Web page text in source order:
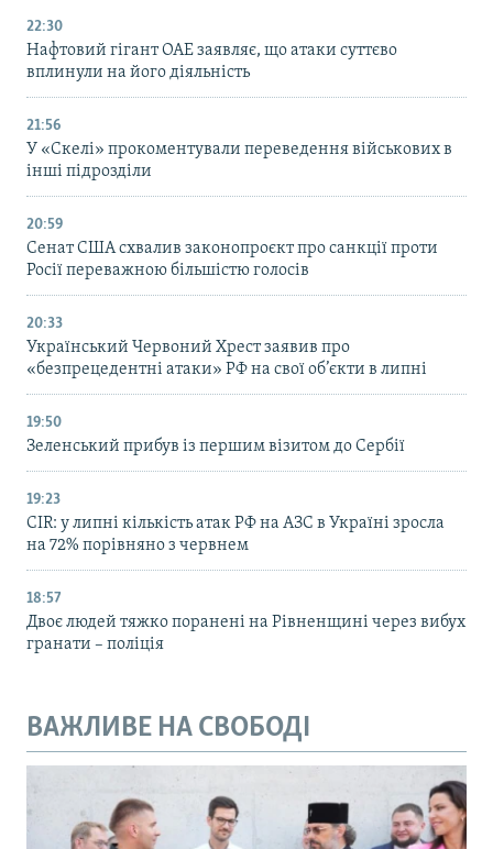
22:30
Нафтовий гігант ОАЕ заявляє, що атаки суттєво
вплинули на його діяльність
21:56
У «Скелі» прокоментували переведення військових в
інші підрозділи
20:59
Cенат США схвалив законопроєкт про санкції проти
Росії переважною більшістю голосів
20:33
Український Червоний Хрест заявив про
«безпрецедентні атаки» РФ на свої об’єкти в липні
19:50
Зеленський прибув із першим візитом до Сербії
19:23
CIR: у липні кількість атак РФ на АЗС в Україні зросла
на 72% порівняно з червнем
18:57
Двоє людей тяжко поранені на Рівненщині через вибух
гранати – поліція
ВАЖЛИВЕ НА СВОБОДІ